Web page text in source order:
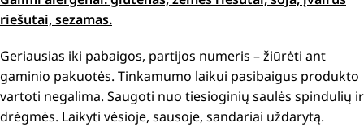
riešutai, sezamas.
Geriausias iki pabaigos, partijos numeris – žiūrėti ant
gaminio pakuotės. Tinkamumo laikui pasibaigus produkto
vartoti negalima. Saugoti nuo tiesioginių saulės spindulių ir
drėgmės. Laikyti vėsioje, sausoje, sandariai uždarytą.